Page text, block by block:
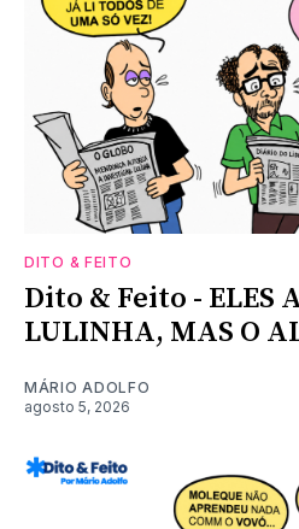
DITO & FEITO
Dito & Feito - ELES
LULINHA, MAS O
MÁRIO ADOLFO
agosto 5, 2026